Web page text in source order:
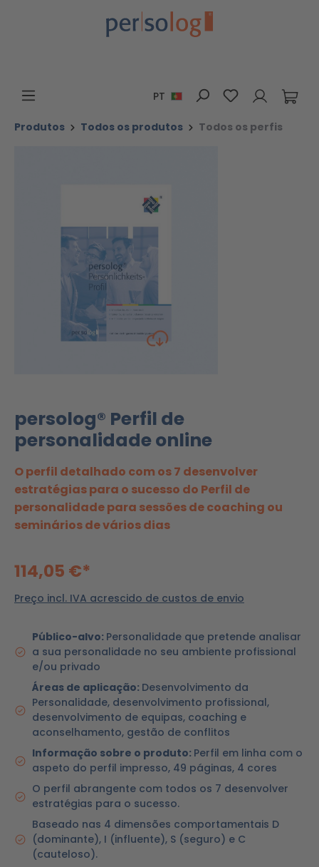
Ir para o conteúdo principal
PT Tem 0 itens
Produtos Todos os produtos
Todos os perfis
persolog® Perfil de
personalidade online
O perfil detalhado com os 7 desenvolver
estratégias para o sucesso do Perfil de
personalidade para sessões de coaching ou
seminários de vários dias
114,05 €*
Preço incl. IVA acrescido de custos de envio
Público-alvo: Personalidade que pretende analisar
a sua personalidade no seu ambiente profissional
e/ou privado
Áreas de aplicação: Desenvolvimento da
Personalidade, desenvolvimento profissional,
desenvolvimento de equipas, coaching e
aconselhamento, gestão de conflitos
Informação sobre o produto: Perfil em linha com o
aspeto do perfil impresso, 49 páginas, 4 cores
O perfil abrangente com todos os 7 desenvolver
estratégias para o sucesso.
Baseado nas 4 dimensões comportamentais D
(dominante), I (influente), S (seguro) e C
(cauteloso).